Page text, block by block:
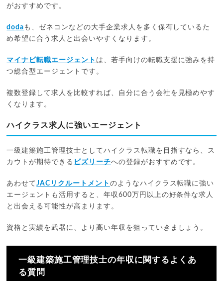
がおすすめです。
doda も、ゼネコンなどの大手企業求人を多く保有しているた
め希望に合う求人と出会いやすくなります。
マイナビ転職エージェント は、若手向けの転職支援に強みを持
つ総合型エージェントです。
複数登録して求人を比較すれば、自分に合う会社を見極めやす
くなります。
ハイクラス求人に強いエージェント
一級建築施工管理技士としてハイクラス転職を目指すなら、ス
カウトが期待できる ビズリーチへの登録がおすすめです。
あわせてJACリクルートメント のようなハイクラス転職に強い
エージェントも活用すると、年収600万円以上の好条件な求人
と出会える可能性が高まります。
資格と実績を武器に、より高い年収を狙っていきましょう。
一級建築施工管理技士の年収に関するよくあ
る質問